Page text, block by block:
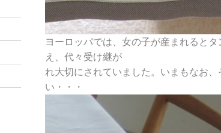
ヨーロッパでは、女の子が産まれると
え、代々受け継が
れ大切にされていました。いまもなお
い・・・